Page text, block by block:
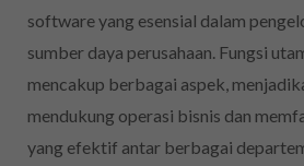
software yang esensial dalam
sumber daya perusahaan. Fungsi
mencakup berbagai aspek,
mendukung operasi bisnis dan
yang efektif antar berbagai